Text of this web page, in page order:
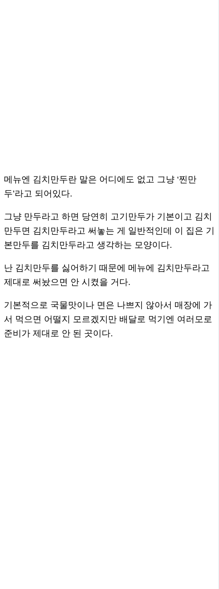
메뉴엔 김치만두란 말은 어디에도 없고 그냥 ‘찐만
두’라고 되어있다.
그냥 만두라고 하면 당연히 고기만두가 기본이고 김치
만두면 김치만두라고 써놓는 게 일반적인데 이 집은 기
본만두를 김치만두라고 생각하는 모양이다.
난 김치만두를 싫어하기 때문에 메뉴에 김치만두라고
제대로 써놨으면 안 시켰을 거다.
기본적으로 국물맛이나 면은 나쁘지 않아서 매장에 가
서 먹으면 어떨지 모르겠지만 배달로 먹기엔 여러모로
준비가 제대로 안 된 곳이다.